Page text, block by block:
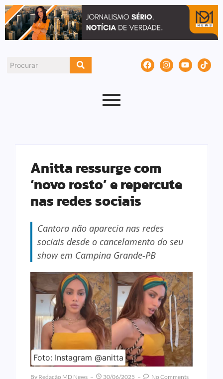
Anitta ressurge com
‘novo rosto’ e repercute
nas redes sociais
Cantora não aparecia nas redes
sociais desde o cancelamento do seu
show em Campina Grande-PB
Foto: Instagram @anitta
By Redação MD News 30/06/2025 No Comments